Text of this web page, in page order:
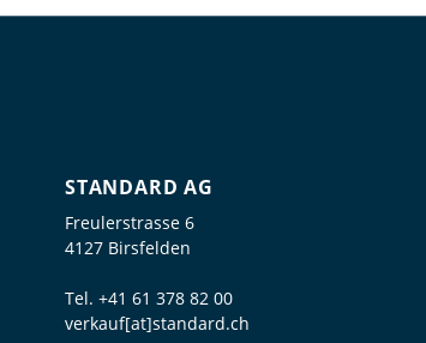
STANDARD AG
Freulerstrasse 6
4127 Birsfelden
Tel. +41 61 378 82 00
verkauf[at]standard.ch